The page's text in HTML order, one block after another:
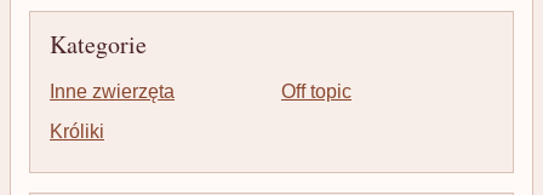
Kategorie
Inne zwierzęta
Króliki
Off topic